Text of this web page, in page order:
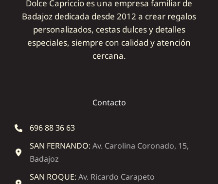
Dolce Capriccio es una empresa familiar de
Badajoz dedicada desde 2012 a crear regalos
personalizados, cestas dulces y detalles
especiales, siempre con calidad y atención
cercana.
Contacto
696 88 36 63
SAN FERNANDO: Av. Carolina Coronado, 15,
Badajoz
SAN ROQUE: Av. Ricardo Carapeto